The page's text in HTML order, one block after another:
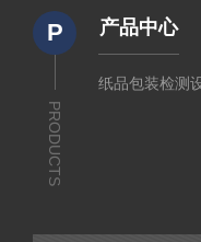
P
PRODUCTS
产品中心
纸品包装检测